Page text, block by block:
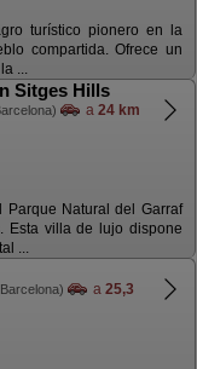
turístico pionero en la
compartida. Ofrece un
...
Sitges Hills
a 24 km
Natural del Garraf
Esta villa de lujo dispone
...
a 25,3